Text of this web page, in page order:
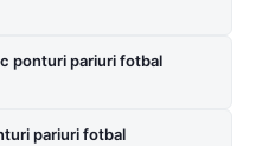
ponturi pariuri fotbal
pariuri fotbal